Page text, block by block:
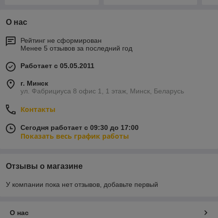
О нас
Рейтинг не сформирован
Менее 5 отзывов за последний год
Работает с 05.05.2011
г. Минск
ул. Фабрициуса 8 офис 1, 1 этаж, Минск, Беларусь
Контакты
Сегодня работает с 09:30 до 17:00
Показать весь график работы
Отзывы о магазине
У компании пока нет отзывов, добавьте первый
О нас